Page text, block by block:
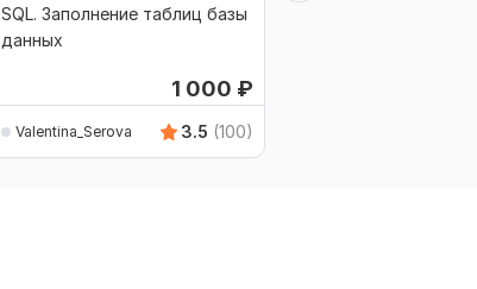
SQL. Заполнение таблиц базы
данных
1 000 ₽
Valentina_Serova 3.5 (100)